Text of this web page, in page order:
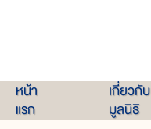
หน้า
แรก
เกี่ยวกับ
มูลนิธิ